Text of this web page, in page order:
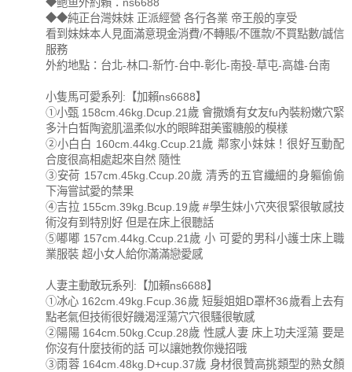
◆鲍鱼外約賴：ns6688
◆◆純正台灣妹妹 正派經營 各行各業 帝王般的享受
看到妹妹本人見面滿意現金消費/不轉賬/不匯款/不買點數/誠信
服務
外約地點：台北-林口-新竹-台中-彰化-南投-草屯-高雄-台南
小隻馬可愛系列:【加賴ns6688】
①小甄 158cm.46kg.Dcup.21歲 會撒嬌有女友fu內裝粉嫩穴緊
多汁白皙陶瓷肌溫柔似水的眼眸甜美蜜糖般的模樣
②小白白 160cm.44kg.Ccup.21歲 鄰家小妹妹！很好互動配
合度很高相處起來自然 隨性
③安荷 157cm.45kg.Ccup.20歲 清秀的五官纖細的身軀偷偷
下海嘗試愛的禁果
④吉拉 155cm.39kg.Bcup.19歲 #學生妹小穴夾很緊很敏感技
術沒有到特別好 但是在床上很聽話
⑤嘟嘟 157cm.44kg.Ccup.21歲 小 可愛的男科小護士床上職
業服裝 超小女人給你滿滿戀愛感
人妻主動敢玩系列:【加賴ns6688】
①冰心 162cm.49kg.Fcup.36歲 短髮姐姐D罩杯36歲看上去有
點老氣但技術很好饑渴淫蕩穴穴很騷很敏感
②陽陽 164cm.50kg.Ccup.28歲 性感人妻 床上功夫淫蕩 要是
你沒有什麼技術的話 可以讓她教你幾招哦
③雨蓉 164cm.48kg.D+cup.37歲 身材很贊高挑類型的熟女顏